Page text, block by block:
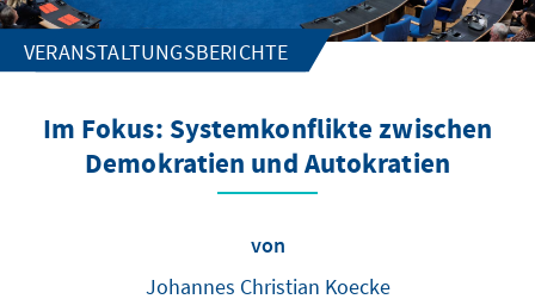
VERANSTALTUNGSBERICHTE
Im Fokus: Systemkonflikte zwischen
Demokratien und Autokratien
von
Johannes Christian Koecke